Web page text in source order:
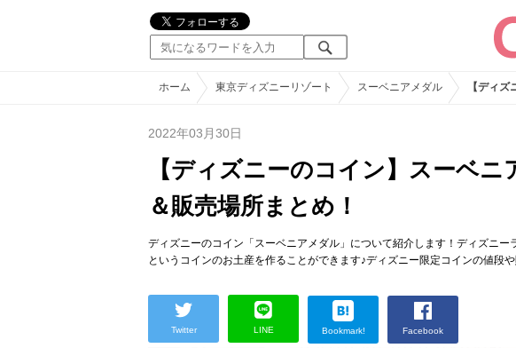
ホーム 東京ディズニーリゾート スーベニアメダル 【ディ
2022年03月30日
【ディズニーのコイン】スーベ
＆販売場所まとめ！
ディズニーのコイン「スーベニアメダル」について紹介します！ディズニ
というコインのお土産を作ることができます♪ディズニー限定コインの値段
Twitter LINE Bookmark! Facebook